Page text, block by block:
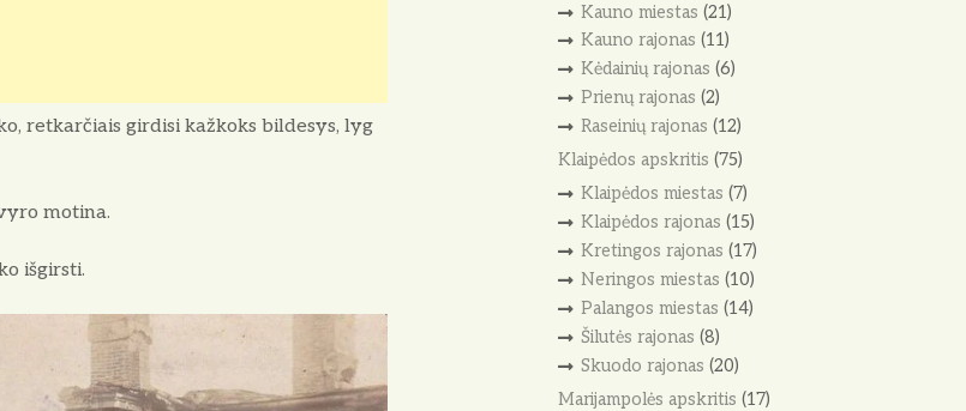
retkarčiais gir­disi kažkoks bildesys, lyg
motina.
išgirsti.
Kauno miestas (21)
Kauno rajonas (11)
Kėdainių rajonas (6)
Prienų rajonas (2)
Raseinių rajonas (12)
Klaipėdos apskritis (75)
Klaipėdos miestas (7)
Klaipėdos rajonas (15)
Kretingos rajonas (17)
Neringos miestas (10)
Palangos miestas (14)
Šilutės rajonas (8)
Skuodo rajonas (20)
Marijampolės apskritis (17)